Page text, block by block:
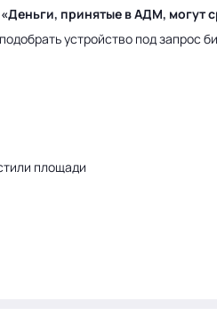
принятые в АДМ, могут
устройство под запрос
площади